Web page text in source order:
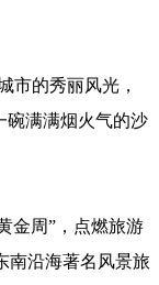
的秀丽风光，
碗满满烟火气的沙
周”，点燃旅游
南沿海著名风景旅